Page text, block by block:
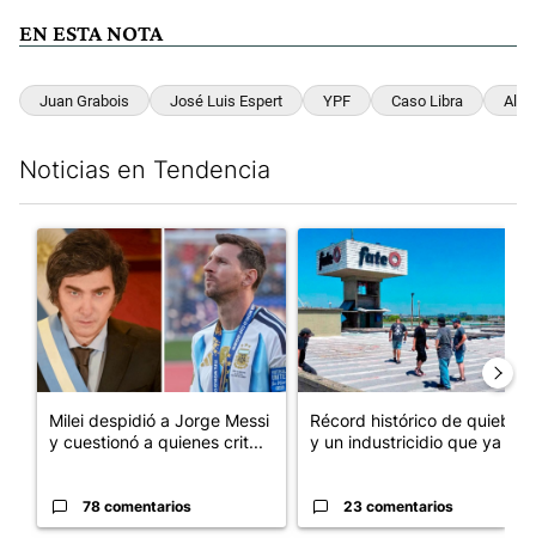
EN ESTA NOTA
Juan Grabois José Luis Espert YPF Caso Libra
Noticias en Tendencia
Un artículo de tendencia con el título "Milei despidió a Jorge
Milei despidió a Jorge Messi
y cuestionó a quienes crit...
78 comentarios
Un artículo de tendencia
Récord histórico de quiebras
y un industricidio que ya ...
23 comentarios